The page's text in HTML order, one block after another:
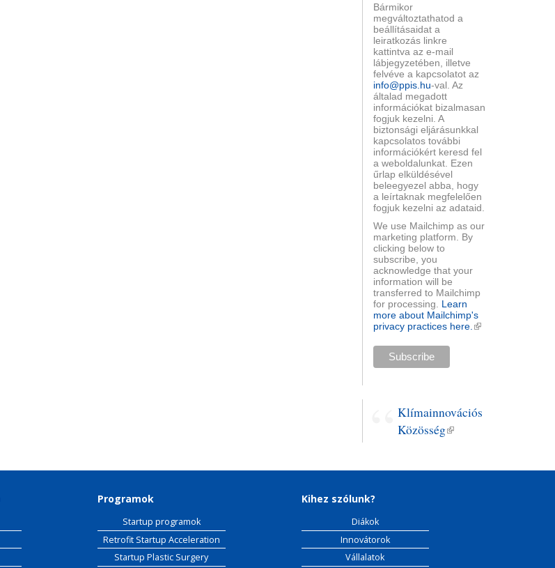
Bármikor
megváltoztathatod a
beállításaidat a
leiratkozás linkre
kattintva az e-mail
lábjegyzetében, illetve
felvéve a kapcsolatot az
info@ppis.hu-val. Az
általad megadott
információkat bizalmasan
fogjuk kezelni. A
biztonsági eljárásunkkal
kapcsolatos további
információkért keresd fel
a weboldalunkat. Ezen
űrlap elküldésével
beleegyezel abba, hogy
a leírtaknak megfelelően
fogjuk kezelni az adataid.
We use Mailchimp as our
marketing platform. By
clicking below to
subscribe, you
acknowledge that your
information will be
transferred to Mailchimp
for processing. Learn
more about Mailchimp's
privacy practices here. (külső
Klímainnovációs
Közösség(külső
Programok
Startup programok
Retrofit Startup Acceleration
Startup Plastic Surgery
Kihez szólunk?
Diákok
Innovátorok
Vállalatok